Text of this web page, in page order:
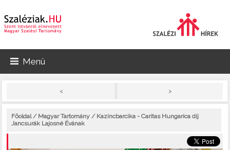
Menü
< >
Főoldal/ Magyar Tartomány / Kazincbarcika - Caritas Hungarica díj
Jancsurák Lajosné Évának